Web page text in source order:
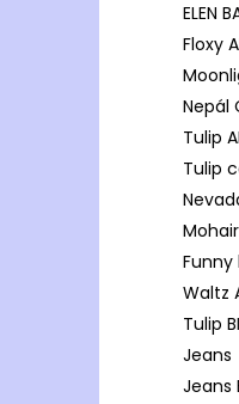
ELEN
Floxy
Nepál
Tulip
Tulip
Funny
Waltz
Tulip
Jeans
Jeans